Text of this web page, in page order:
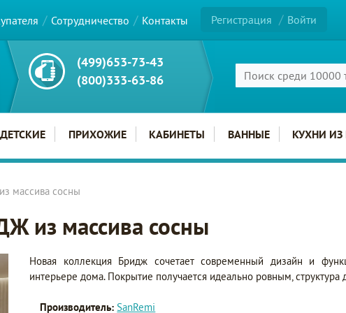
Сотрудничество Контакты Регистрация Войти
(499)653-73-43
(800)333-63-86
ДЕТСКИЕ ПРИХОЖИЕ КАБИНЕТЫ ВАННЫЕ КУХНИ
массива сосны
из массива сосны
Новая коллекция Бридж сочетает современный дизайн и
интерьере дома. Покрытие получается идеально ровным, структура
Производитель: SanRemi